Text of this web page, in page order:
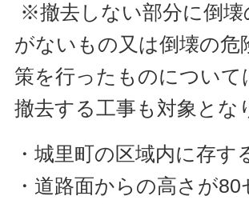
※撤去しない部分に倒壊
がないもの又は倒壊の危
策を行ったものについて
撤去する工事も対象とな
・城里町の区域内に存す
・道路面からの高さが